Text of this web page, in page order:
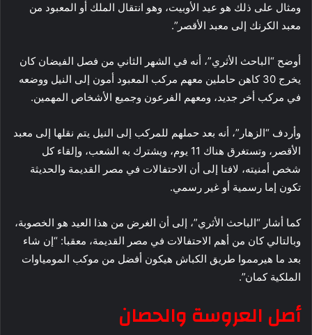
ومثال على ذلك هو عيد الأوبيت، وهو انتقال الملك أو المعبود من
معبد الكرنك إلى معبد الأقصر”.
أوضح “الباحث الأثري”، أنه في الشهر الثاني من فصل الفيضان كان
يخرج 30 كاهن حاملين معهم مركب المعبود أمون إلى النيل ووضعه
في مركب أخر جديد، ومعهم الفرعون وجميع الأشخاص المهمين.
وأردف “الزهار”، أنه بعد حملهم للمركب إلى النيل يتم نقلها إلى معبد
الأقصر، وتستغرق هناك 11 يوم، ويشترك به الشعب، وإلقاء كل
شخص أمنيته، لافتا إلى أن الاحتفالات في مصر القديمة والحديثة
تكون إما رسمية أو غير رسمي.
كما أشار “الباحث الأثري”، إلى أن الغرض من هذا العيد هو الخصوبة،
وبالتالي كان من أهم الاحتفالات في مصر القديمة، معقبا: “إن شاء
بعد ما هيرمموا طريق الكباش هيكون أفضل من موكب المومياوات
الملكية كمان”.
أصل العروسة والحصان